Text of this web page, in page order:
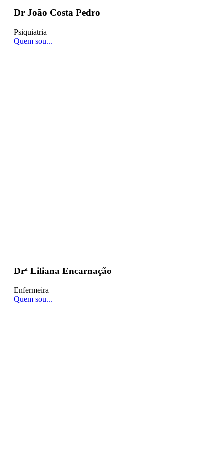
Dr João Costa Pedro
Psiquiatria
Quem sou...
Drª Liliana Encarnação
Enfermeira
Quem sou...